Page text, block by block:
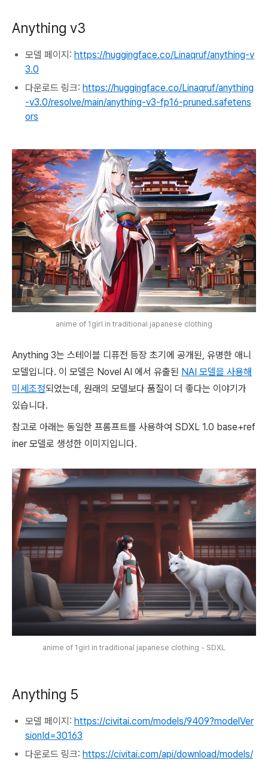
Anything v3
모델 페이지: https://huggingface.co/Linaqruf/anything-v
3.0
다운로드 링크: https://huggingface.co/Linaqruf/anything
-v3.0/resolve/main/anything-v3-fp16-pruned.safetens
ors
anime of 1girl in traditional japanese clothing
Anything 3는 스테이블 디퓨전 등장 초기에 공개된, 유명한 애니
모델입니다. 이 모델은 Novel AI 에서 유출된 NAI 모델을 사용해
미세조정되었는데, 원래의 모델보다 품질이 더 좋다는 이야기가
있습니다.
참고로 아래는 동일한 프롬프트를 사용하여 SDXL 1.0 base+ref
iner 모델로 생성한 이미지입니다.
anime of 1girl in traditional japanese clothing - SDXL
Anything 5
모델 페이지: https://civitai.com/models/9409?modelVer
sionId=30163
다운로드 링크: https://civitai.com/api/download/models/